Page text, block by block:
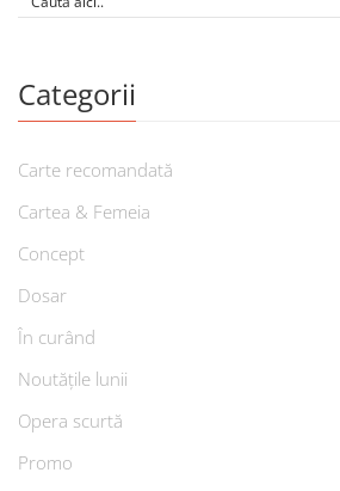
Categorii
Carte recomandată
Cartea & Femeia
Concept
Dosar
În curând
Noutățile lunii
Opera scurtă
Promo